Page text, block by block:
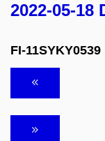
2022-05-18
FI-11SYKY0539